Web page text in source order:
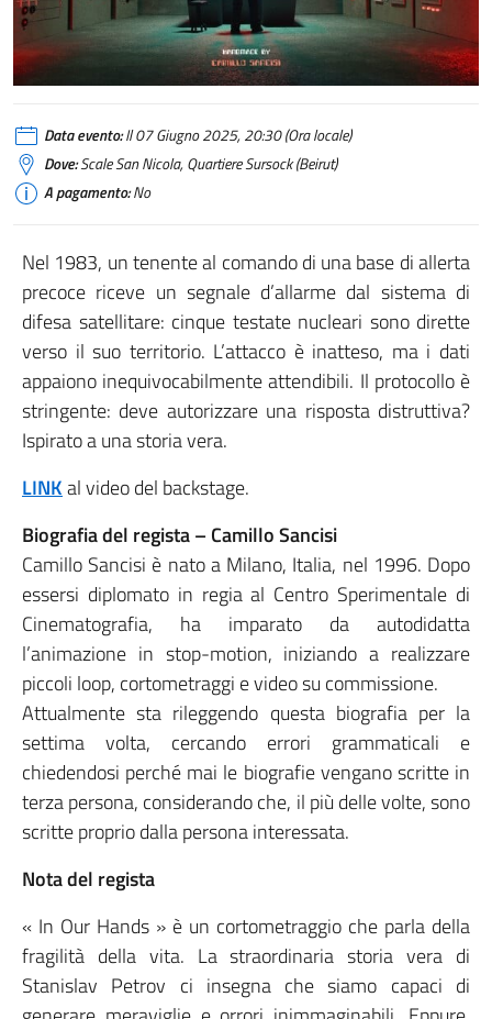
Data evento:Il 07 Giugno 2025, 20:30 (Ora locale)
Dove:Scale San Nicola, Quartiere Sursock (Beirut)
A pagamento:No
Nel 1983, un tenente al comando di una base di allerta
precoce riceve un segnale d’allarme dal sistema di
difesa satellitare: cinque testate nucleari sono dirette
verso il suo territorio. L’attacco è inatteso, ma i dati
appaiono inequivocabilmente attendibili. Il protocollo è
stringente: deve autorizzare una risposta distruttiva?
Ispirato a una storia vera.
LINKal video del backstage.
Biografia del regista – Camillo Sancisi
Camillo Sancisi è nato a Milano, Italia, nel 1996. Dopo
essersi diplomato in regia al Centro Sperimentale di
Cinematografia, ha imparato da autodidatta
l’animazione in stop-motion, iniziando a realizzare
piccoli loop, cortometraggi e video su commissione.
Attualmente sta rileggendo questa biografia per la
settima volta, cercando errori grammaticali e
chiedendosi perché mai le biografie vengano scritte in
terza persona, considerando che, il più delle volte, sono
scritte proprio dalla persona interessata.
Nota del regista
« In Our Hands » è un cortometraggio che parla della
fragilità della vita. La straordinaria storia vera di
Stanislav Petrov ci insegna che siamo capaci di